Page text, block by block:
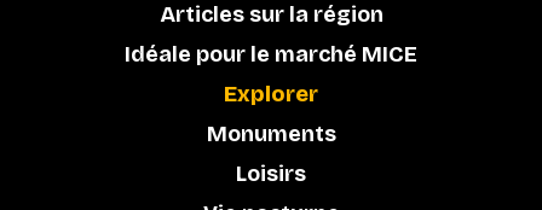
Articles sur la région
Idéale pour le marché MICE
Explorer
Monuments
Loisirs